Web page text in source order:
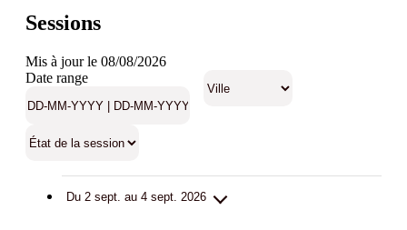
Sessions
Mis à jour le 08/08/2026
Date range
Du 2 sept. au 4 sept. 2026